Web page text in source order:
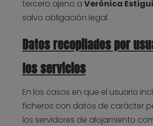
tercero ajeno a Verónica
salvo obligación legal.
Datos recopilados por
los servicios
En los casos en que el usuario
ficheros con datos de carácter
los servidores de alojamiento